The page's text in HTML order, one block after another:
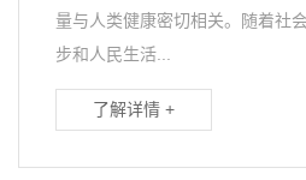
量与人类健康密切相关。随着社
步和人民生活...
了解详情 +